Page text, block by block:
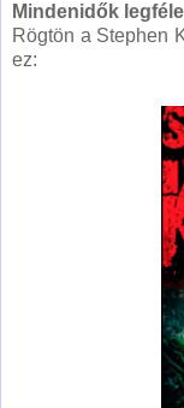
Mindenidők
Rögtön a Stephen
ez: